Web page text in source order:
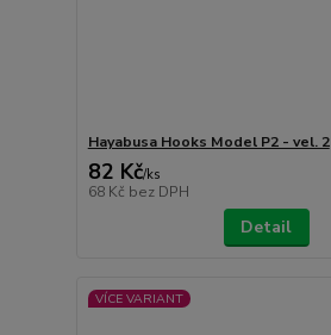
Hayabusa Hooks Model P2 - vel. 2
82 Kč/ks
68 Kč bez DPH
Detail
VÍCE VARIANT